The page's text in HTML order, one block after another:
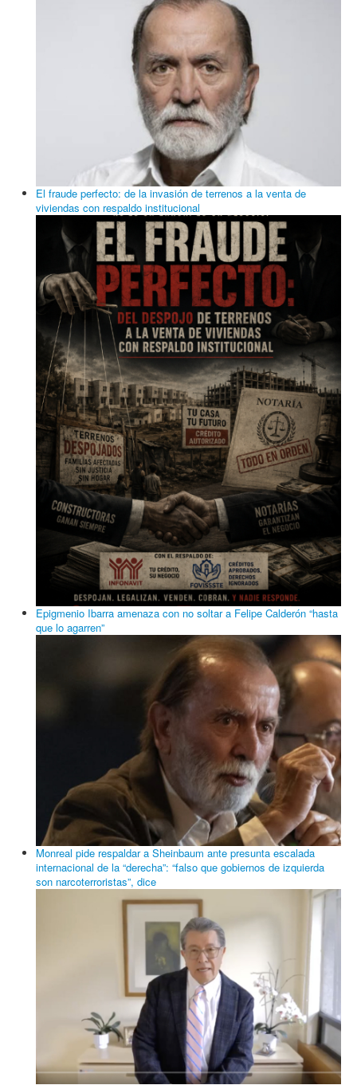
El fraude perfecto: de la invasión de terrenos a la venta de
viviendas con respaldo institucional
Epigmenio Ibarra amenaza con no soltar a Felipe Calderón “hasta
que lo agarren”
Monreal pide respaldar a Sheinbaum ante presunta escalada
internacional de la “derecha”: “falso que gobiernos de izquierda
son narcoterroristas”, dice